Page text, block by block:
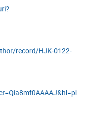
record/HJK-0122-